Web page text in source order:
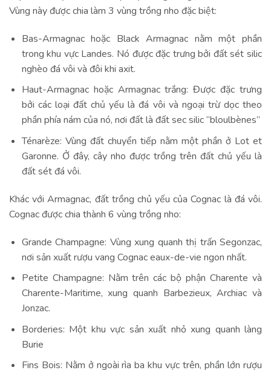
Vùng này được chia làm 3 vùng trồng nho đặc biệt:
Bas-Armagnac hoặc Black Armagnac nằm một phần
trong khu vực Landes. Nó được đặc trưng bởi đất sét silic
nghèo đá vôi và đôi khi axit.
Haut-Armagnac hoặc Armagnac trắng: Được đặc trưng
bởi các loại đất chủ yếu là đá vôi và ngoại trừ dọc theo
phần phía nám của nó, nơi đất là đất sec silic “bloulbènes”
Ténarèze: Vùng đất chuyển tiếp nằm một phần ở Lot et
Garonne. Ở đây, cây nho được trồng trên đất chủ yếu là
đất sét đá vôi.
Khác với Armagnac, đất trồng chủ yếu của Cognac là đá vôi.
Cognac được chia thành 6 vùng trồng nho:
Grande Champagne: Vùng xung quanh thị trấn Segonzac,
nơi sản xuất rượu vang Cognac eaux-de-vie ngon nhất.
Petite Champagne: Nằm trên các bộ phận Charente và
Charente-Maritime, xung quanh Barbezieux, Archiac và
Jonzac.
Borderies: Một khu vực sản xuất nhỏ xung quanh làng
Burie
Fins Bois: Nằm ở ngoài rìa ba khu vực trên, phần lớn rượu